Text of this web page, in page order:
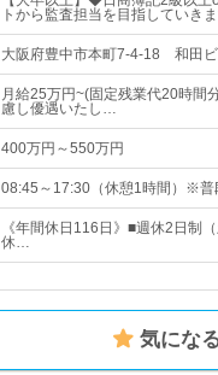
トから監査担当を目指していきま
大阪府豊中市本町7-4-18 和田
月給25万円~(固定残業代20時
慮し優遇いたし…
400万円～550万円
08:45～17:30（休憩1時間）※
《年間休日116日》■週休2日制
休…
気にな